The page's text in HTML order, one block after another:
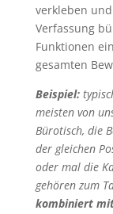
verkleben
Verfassung
Funktionen
gesamten
Beispiel:
meisten von
Bürotisch, die
der gleichen
oder mal die
gehören zum
kombiniert